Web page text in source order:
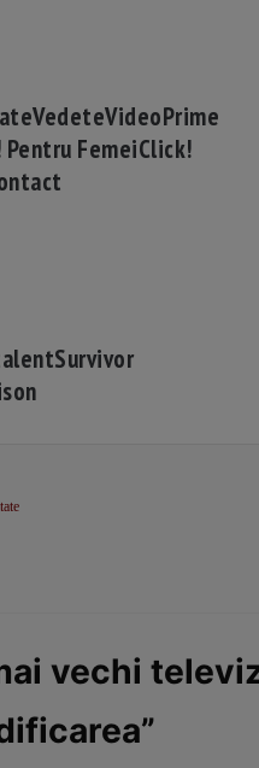
VedeteVideoPrime
Pentru FemeiClick!
Survivor
vechi